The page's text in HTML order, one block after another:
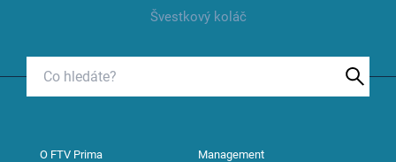
Švestkový koláč
O FTV Prima Management